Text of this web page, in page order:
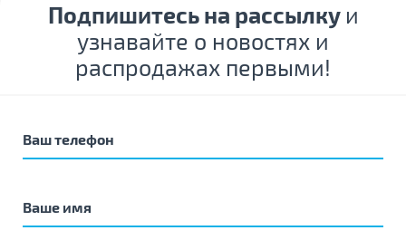
Подпишитесь на рассылку и
узнавайте о новостях и
распродажах первыми!